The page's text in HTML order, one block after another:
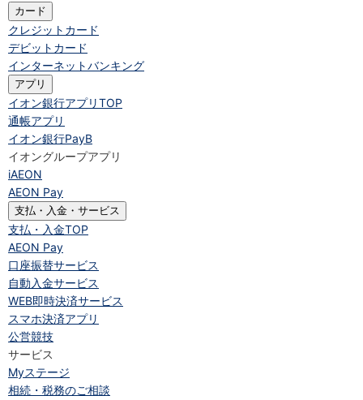
カード
クレジットカード
デビットカード
インターネットバンキング
アプリ
イオン銀行アプリTOP
通帳アプリ
イオン銀行PayB
イオングループアプリ
iAEON
AEON Pay
支払・入金・サービス
支払・入金TOP
AEON Pay
口座振替サービス
自動入金サービス
WEB即時決済サービス
スマホ決済アプリ
公営競技
サービス
Myステージ
相続・税務のご相談